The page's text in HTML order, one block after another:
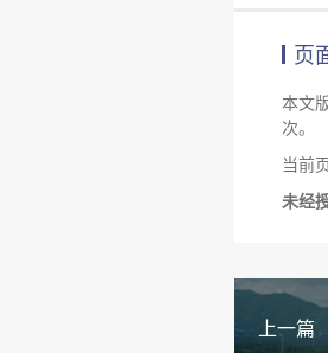
页
本文
次。
当前
未经
上一篇